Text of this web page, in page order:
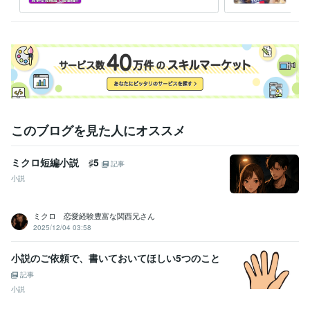
このブログを見た人にオススメ
ミクロ短編小説 ♯5
記事
小説
ミクロ 恋愛経験豊富な関西兄さん
2025/12/04 03:58
小説のご依頼で、書いておいてほしい5つのこと
記事
小説